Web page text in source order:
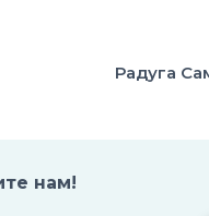
Радуга
нам!